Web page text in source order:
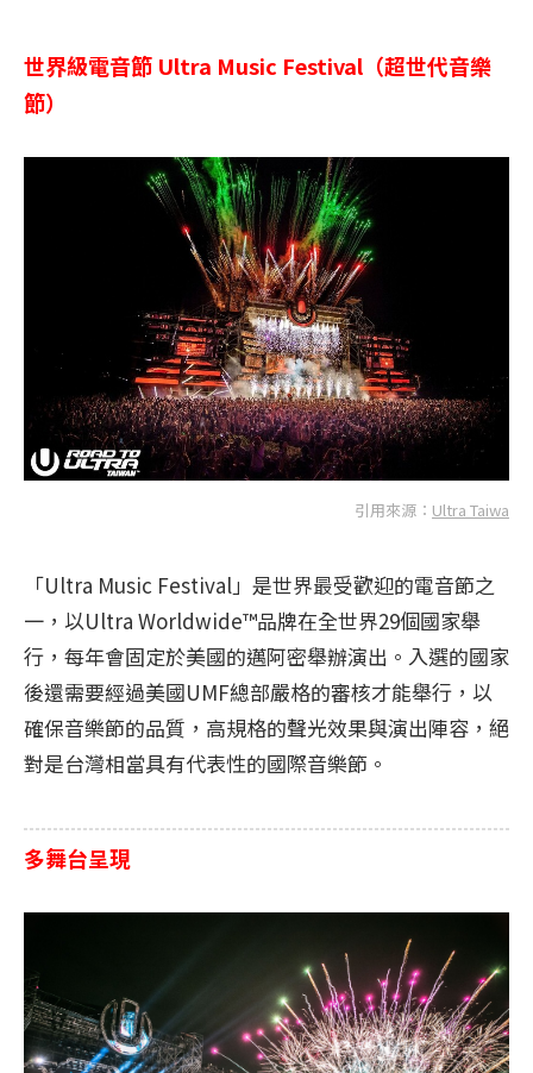
世界級電音節 Ultra Music Festival（超世代音樂
節）
引用來源： Ultra Taiwa
「Ultra Music Festival」是世界最受歡迎的電音節之
一，以Ultra Worldwide™品牌在全世界29個國家舉
行，每年會固定於美國的邁阿密舉辦演出。入選的國家
後還需要經過美國UMF總部嚴格的審核才能舉行，以
確保音樂節的品質，高規格的聲光效果與演出陣容，絕
對是台灣相當具有代表性的國際音樂節。
多舞台呈現